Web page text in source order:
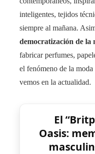
inteligentes, tejidos
siempre al mañana.
democratización de la
fabricar perfumes,
el fenómeno de la
vemos en la actualidad.
El
Oasis: